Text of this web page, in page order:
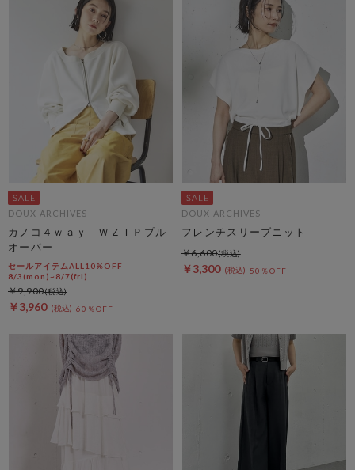
DOUX ARCHIVES
カノコ４ｗａｙ ＷＺＩＰプル
オーバー
セールアイテムALL10%OFF
8/3(mon)~8/7(fri)
￥3,960 60％OFF
￥9,900
DOUX ARCHIVES
フレンチスリーブニット
￥3,300 50％OFF
￥6,600